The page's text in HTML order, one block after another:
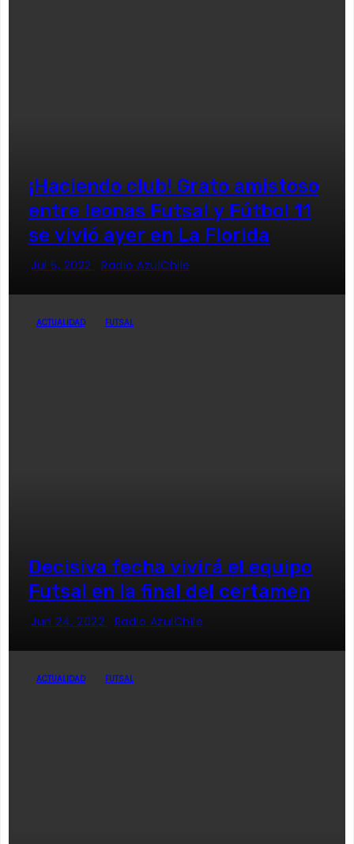
¡Haciendo club! Grato amistoso
entre leonas Futsal y Fútbol 11
se vivió ayer en La Florida
Jul 5, 2022 Radio AzulChile
ACTUALIDAD FUTSAL
Decisiva fecha vivirá el equipo
Futsal en la final del certamen
Jun 24, 2022 Radio AzulChile
ACTUALIDAD FUTSAL